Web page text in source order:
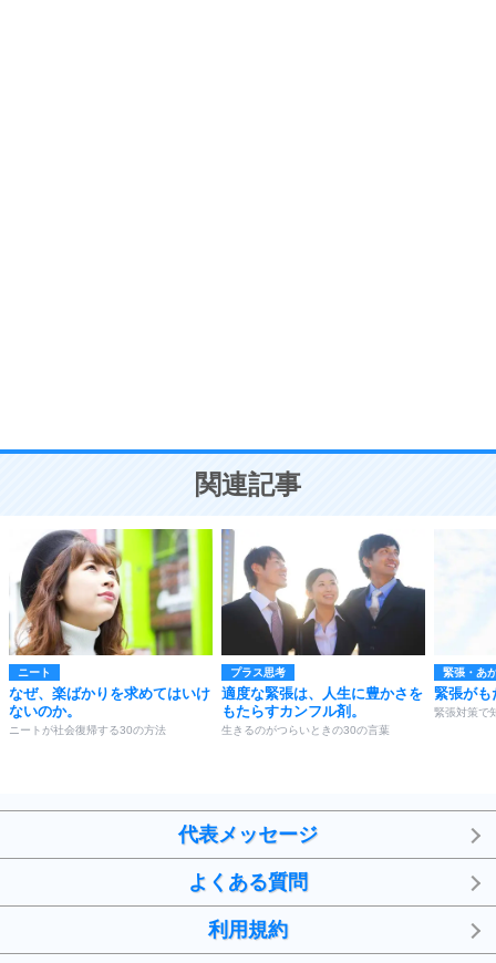
ことが大切。
関連記事
ニート
なぜ、楽ばかりを求めてはいけ
ないのか。
ニートが社会復帰する30の方法
プラス思考
適度な緊張は、人生に豊かさを
もたらすカンフル剤。
生きるのがつらいときの30の言葉
緊張・あ
緊張がも
緊張対策で
代表メッセージ
よくある質問
利用規約